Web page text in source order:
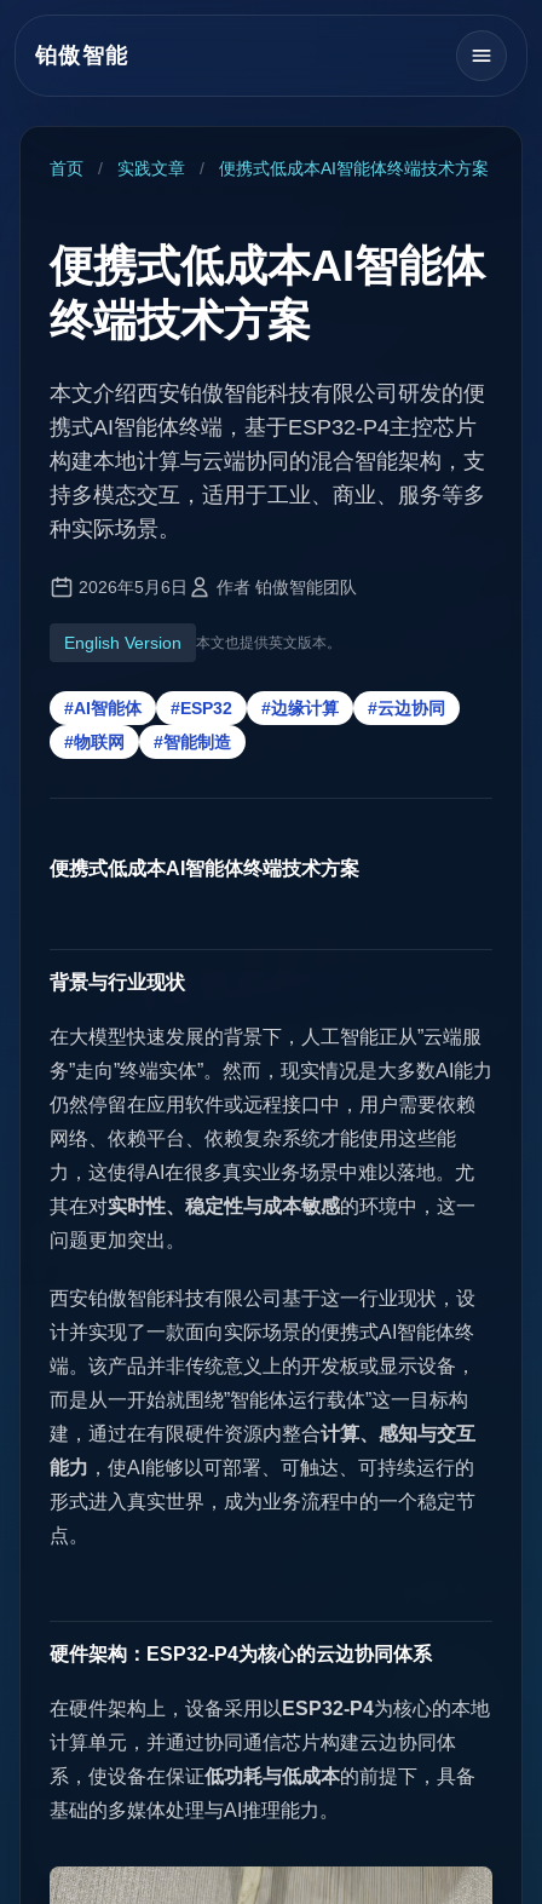
铂傲智能
首页 / 实践文章 / 便携式低成本AI智能体终端技术方案
便携式低成本AI智能体
终端技术方案
本文介绍西安铂傲智能科技有限公司研发的便
携式AI智能体终端，基于ESP32-P4主控芯片
构建本地计算与云端协同的混合智能架构，支
持多模态交互，适用于工业、商业、服务等多
种实际场景。
2026年5月6日 作者 铂傲智能团队
English Version 本文也提供英文版本。
#AI智能体 #ESP32 #边缘计算
#云边协同
#物联网
#智能制造
便携式低成本AI智能体终端技术方案
背景与行业现状
在大模型快速发展的背景下，人工智能正从”云端服
务”走向”终端实体”。然而，现实情况是大多数AI能力
仍然停留在应用软件或远程接口中，用户需要依赖
网络、依赖平台、依赖复杂系统才能使用这些能
力，这使得AI在很多真实业务场景中难以落地。尤
其在对实时性、稳定性与成本敏感的环境中，这一
问题更加突出。
西安铂傲智能科技有限公司基于这一行业现状，设
计并实现了一款面向实际场景的便携式AI智能体终
端。该产品并非传统意义上的开发板或显示设备，
而是从一开始就围绕”智能体运行载体”这一目标构
建，通过在有限硬件资源内整合计算、感知与交互
能力 ，使AI能够以可部署、可触达、可持续运行的
形式进入真实世界，成为业务流程中的一个稳定节
点。
硬件架构：ESP32-P4为核心的云边协同体系
在硬件架构上，设备采用以 ESP32-P4为核心的本地
计算单元，并通过协同通信芯片构建云边协同体
系，使设备在保证低功耗与低成本的前提下，具备
基础的多媒体处理与AI推理能力。